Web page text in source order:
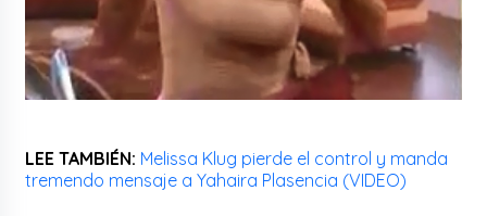
LEE TAMBIÉN: Melissa Klug pierde el control y manda
tremendo mensaje a Yahaira Plasencia (VIDEO)